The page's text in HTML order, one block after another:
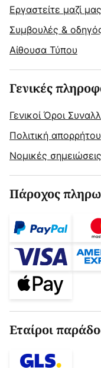
Εργαστείτε μαζί μας
Συμβουλές &
Αίθουσα Τύπου
Γενικές
Γενικοί Όροι
Πολιτική απορρήτου
Νομικές σημειώσεις
Πάροχος
Εταίροι